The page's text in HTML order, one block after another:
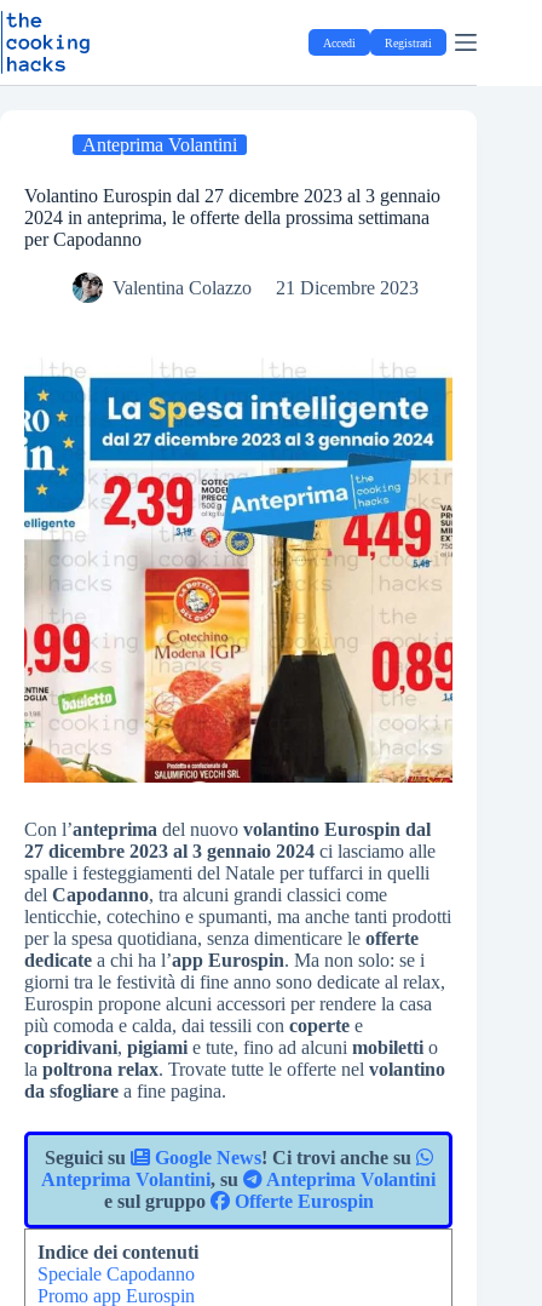
S
t
Salta
al
contenuto
Accedi Registrati
Anteprima Volantini
Volantino Eurospin dal 27 dicembre 2023 al 3 gennaio
2024 in anteprima, le offerte della prossima settimana
per Capodanno
Valentina Colazzo 21 Dicembre 2023
Con l’anteprima del nuovo volantino Eurospin dal
27 dicembre 2023 al 3 gennaio 2024 ci lasciamo alle
spalle i festeggiamenti del Natale per tuffarci in quelli
del Capodanno, tra alcuni grandi classici come
lenticchie, cotechino e spumanti, ma anche tanti prodotti
per la spesa quotidiana, senza dimenticare le offerte
dedicate a chi ha l’app Eurospin. Ma non solo: se i
giorni tra le festività di fine anno sono dedicate al relax,
Eurospin propone alcuni accessori per rendere la casa
più comoda e calda, dai tessili con coperte e
copridivani, pigiami e tute, fino ad alcuni mobiletti o
la poltrona relax. Trovate tutte le offerte nel volantino
da sfogliare a fine pagina.
Seguici su Google News! Ci trovi anche su
Anteprima Volantini, su
Anteprima Volantini
e sul gruppo
Offerte Eurospin
Indice dei contenuti
Speciale Capodanno
Promo app Eurospin